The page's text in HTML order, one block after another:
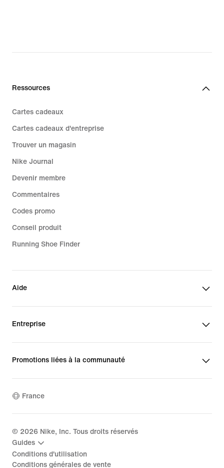
Ressources
Cartes cadeaux
Cartes cadeaux d'entreprise
Trouver un magasin
Nike Journal
Devenir membre
Commentaires
Codes promo
Conseil produit
Running Shoe Finder
Aide
Entreprise
Promotions liées à la communauté
France
© 2026 Nike, Inc. Tous droits réservés
Guides
Conditions d'utilisation
Conditions générales de vente